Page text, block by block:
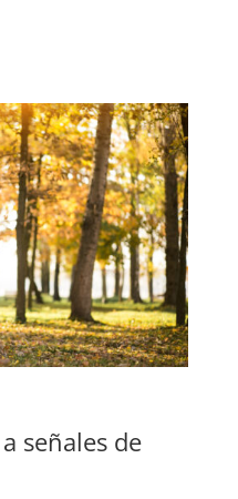
señales de